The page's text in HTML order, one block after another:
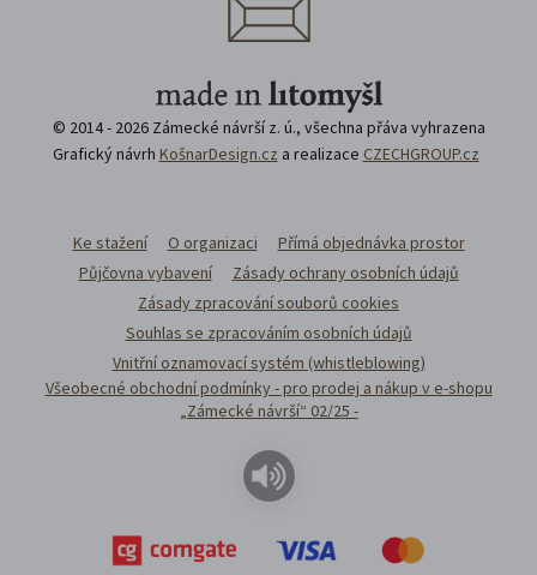
© 2014 - 2026 Zámecké návrší z. ú., všechna přáva vyhrazena
Grafický návrh KošnarDesign.cz a realizace CZECHGROUP.cz
Ke stažení O organizaci
Přímá objednávka prostor
Půjčovna vybavení
Zásady ochrany osobních údajů
Zásady zpracování souborů cookies
Souhlas se zpracováním osobních údajů
Vnitřní oznamovací systém (whistleblowing)
Všeobecné obchodní podmínky - pro prodej a nákup v e-shopu
„Zámecké návrší“ 02/25 -